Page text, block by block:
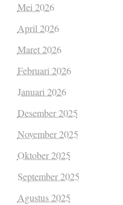
Mei 2026
April 2026
Maret 2026
Februari 2026
Januari 2026
Desember 2025
November 2025
Oktober 2025
September 2025
Agustus 2025